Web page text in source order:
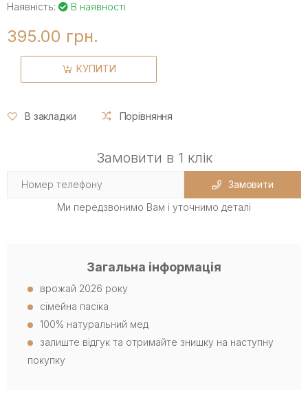
Наявність: В наявності
395.00 грн.
КУПИТИ
В закладки Порівняння
Замовити в 1 клік
Замовити
Ми передзвонимо Вам і уточнимо деталі
Загальна інформація
врожай 2026 року
сімейна пасіка
100% натуральний мед
залиште відгук та отримайте знишку на наступну
покупку